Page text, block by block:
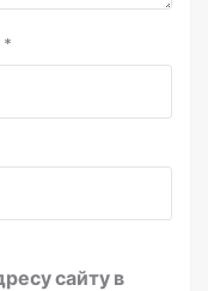
*
сайту в